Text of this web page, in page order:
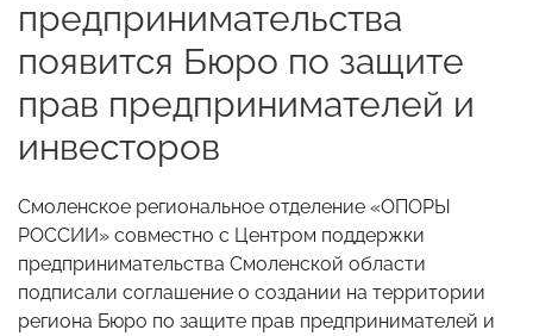
предпринимательства
появится Бюро по защите
прав предпринимателей и
инвесторов
Смоленское региональное отделение «ОПОРЫ
РОССИИ» совместно с Центром поддержки
предпринимательства Смоленской области
подписали соглашение о создании на территории
региона Бюро по защите прав предпринимателей и